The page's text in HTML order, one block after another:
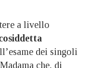
a livello
dei singoli
che, di